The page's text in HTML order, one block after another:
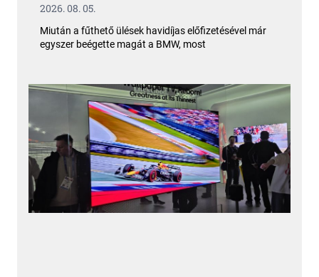
2026. 08. 05.
Miután a fűthető ülések havidíjas előfizetésével már
egyszer beégette magát a BMW, most